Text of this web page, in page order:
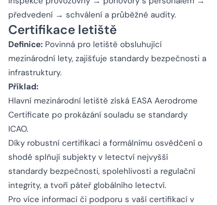
předvedení → schválení a průběžné audity.
Certifikace letiště
Definice: Povinná pro letiště obsluhující
mezinárodní lety, zajišťuje standardy bezpečnosti a
infrastruktury.
Příklad:
Hlavní mezinárodní letiště získá EASA Aerodrome
Certificate po prokázání souladu se standardy
ICAO.
Díky robustní certifikaci a formálnímu osvědčení o
shodě splňují subjekty v letectví nejvyšší
standardy bezpečnosti, spolehlivosti a regulační
integrity, a tvoří páteř globálního letectví.
Pro více informací či podporu s vaší certifikací v